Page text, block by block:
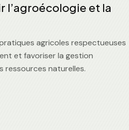
l’agroécologie et la
agricoles respectueuses
et favoriser la gestion
ressources naturelles.